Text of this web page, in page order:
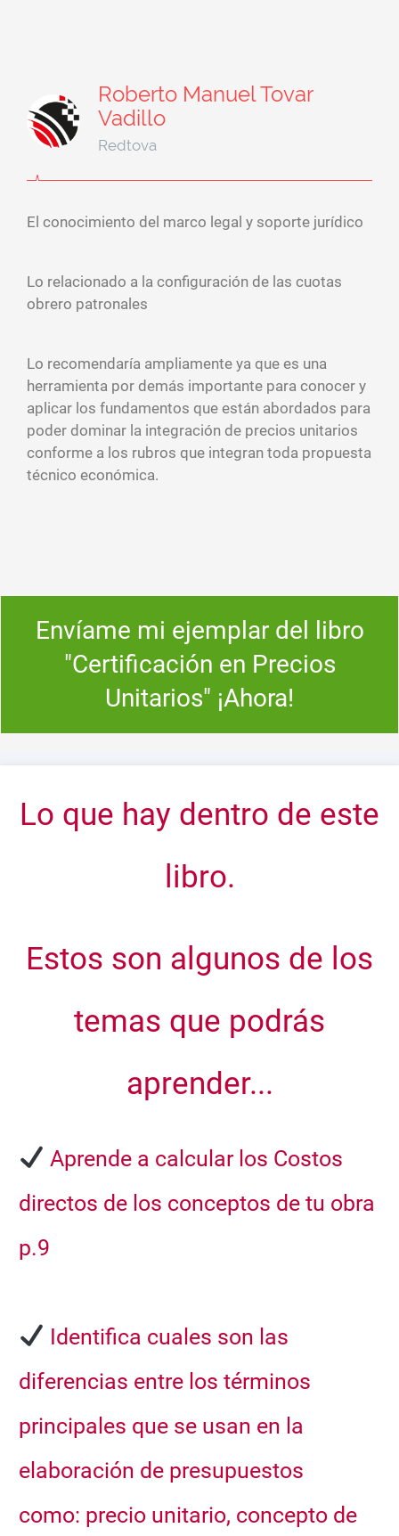
Roberto Manuel Tovar
Vadillo
Redtova
El conocimiento del marco legal y soporte jurídico
Lo relacionado a la configuración de las cuotas
obrero patronales
Lo recomendaría ampliamente ya que es una
herramienta por demás importante para conocer y
aplicar los fundamentos que están abordados para
poder dominar la integración de precios unitarios
conforme a los rubros que integran toda propuesta
técnico económica.
Envíame mi ejemplar del libro
"Certificación en Precios
Unitarios" ¡Ahora!
Lo que hay dentro de este
libro.
Estos son algunos de los
temas que podrás
aprender...
Aprende a calcular los Costos
directos de los conceptos de tu obra
p.9
Identifica cuales son las
diferencias entre los términos
principales que se usan en la
elaboración de presupuestos
como: precio unitario, concepto de